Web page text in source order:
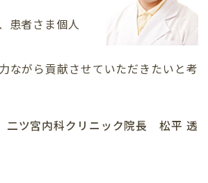
患者さま個人
ながら貢献させていただきたいと考
二ツ宮内科クリニック院長 松平 透